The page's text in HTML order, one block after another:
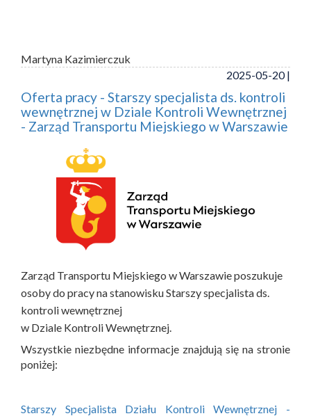
Martyna Kazimierczuk
2025-05-20 |
Oferta pracy - Starszy specjalista ds. kontroli
wewnętrznej w Dziale Kontroli Wewnętrznej
- Zarząd Transportu Miejskiego w Warszawie
Zarząd Transportu Miejskiego w Warszawie poszukuje
osoby do pracy na stanowisku Starszy specjalista ds.
kontroli wewnętrznej
w Dziale Kontroli Wewnętrznej.
Wszystkie niezbędne informacje znajdują się na stronie
poniżej:
Starszy Specjalista Działu Kontroli Wewnętrznej -